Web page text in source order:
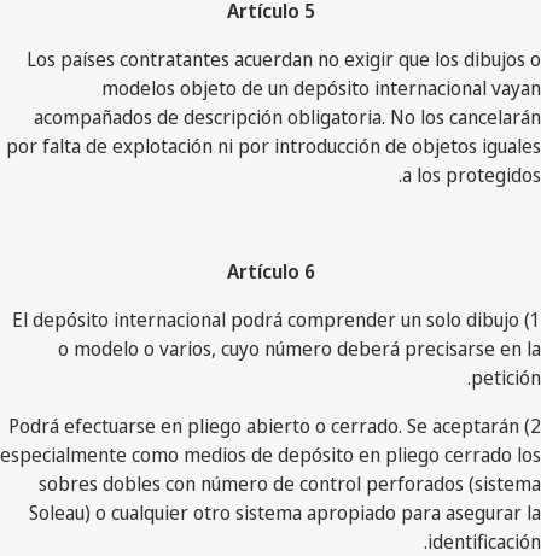
Artículo 5
Los países contratantes acuerdan no exigir que los dibujos o
modelos objeto de un depósito internacional vayan
acompañados de descripción obligatoria. No los cancelarán
por falta de explotación ni por introducción de objetos iguales
a los protegidos.
Artículo 6
1) El depósito internacional podrá comprender un solo dibujo
o modelo o varios, cuyo número deberá precisarse en la
petición.
2) Podrá efectuarse en pliego abierto o cerrado. Se aceptarán
especialmente como medios de depósito en pliego cerrado los
sobres dobles con número de control perforados (sistema
Soleau) o cualquier otro sistema apropiado para asegurar la
identificación.